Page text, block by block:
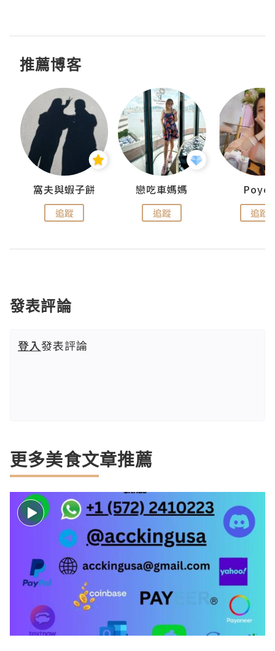
推薦博客
窩夫與蝦子餅
追蹤
戀吃車媽媽
追蹤 追蹤
發表評論
登入發表評論
更多美食文章推薦